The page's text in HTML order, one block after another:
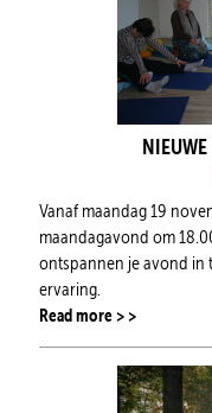
Vanaf maandag 19
maandagavond om
ontspannen je avond in
ervaring.
Read more > >